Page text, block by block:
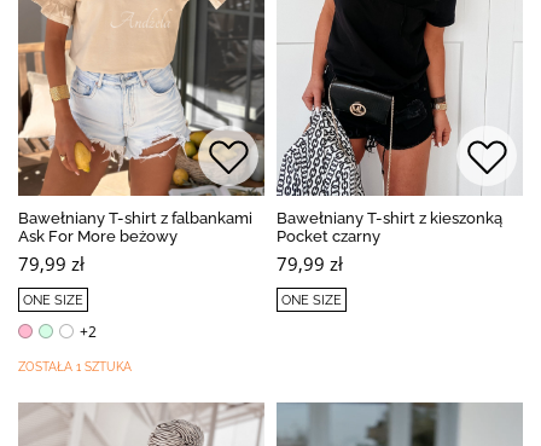
Bawełniany T-shirt z falbankami
Ask For More beżowy
79,99 zł
ONE SIZE
+2
ZOSTAŁA 1 SZTUKA
Bawełniany T-shirt z kieszonką
Pocket czarny
79,99 zł
ONE SIZE